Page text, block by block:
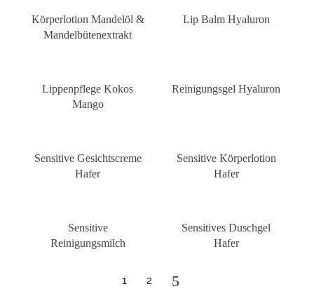
Körperlotion Mandelöl &
Mandelbütenextrakt
Lip Balm Hyaluron
Lippenpflege Kokos
Mango
Reinigungsgel Hyaluron
Sensitive Gesichtscreme
Hafer
Sensitive Körperlotion
Hafer
Sensitive
Reinigungsmilch
Sensitives Duschgel
Hafer
1 2 5